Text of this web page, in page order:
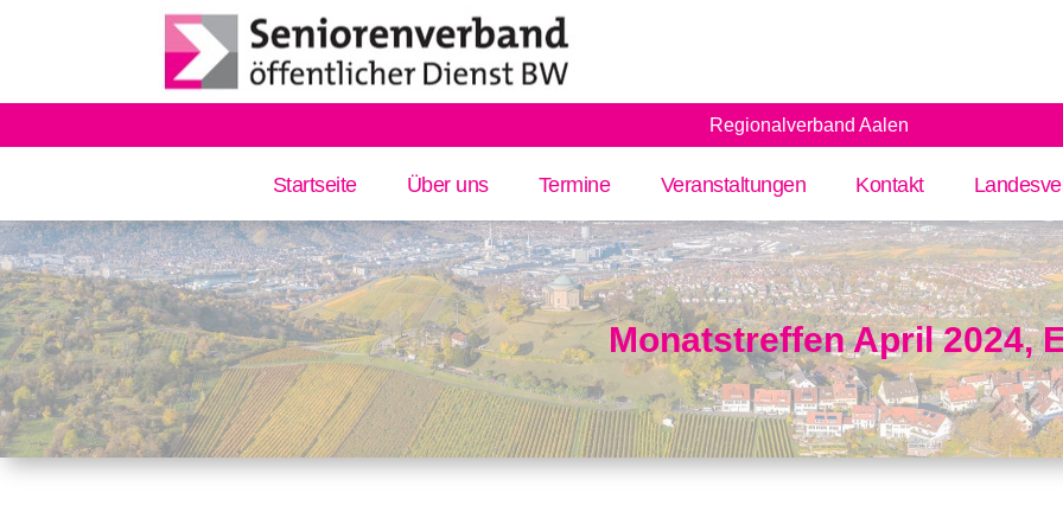
Regionalverband Aalen
Startseite Über uns Termine Veranstaltungen Kontakt
Monatstreffen April 2024,